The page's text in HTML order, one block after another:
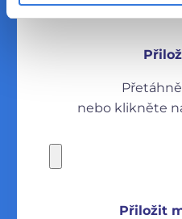
nebo klikněte
Přiložit